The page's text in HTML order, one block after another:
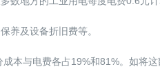
保养及设备折旧费等。
成本与电费各占19%和81%。如将